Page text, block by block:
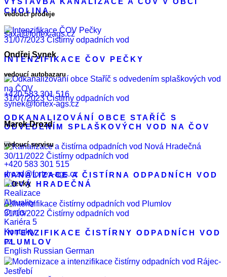
vedoucí prodeje
saxa@fortex-ags.cz
Ondřej Synek
vedoucí autobazaru
+420 583 301 516
synek@fortex-ags.cz
Marek Drozd
vedoucí servisu
+420 583 301 515
drozd@fortex-ags.cz
Realizace
Aktuality
O nás
Kariéra 5
Kontakty
cz
English Russian German
CHOLINA
31/07/2023 Čistírny odpadních vod
INTENZIFIKACE ČOV PEČKY
31/07/2023 Čistírny odpadních vod
ODKANALIZOVÁNÍ OBCE STAŘÍČ S
ODVEDENÍM SPLAŠKOVÝCH VOD NA ČOV
30/11/2022 Čistírny odpadních vod
KANALIZACE A ČISTÍRNA ODPADNÍCH VOD
NOVÁ HRADEČNÁ
31/10/2022 Čistírny odpadních vod
INTENZIFIKACE ČISTÍRNY ODPADNÍCH VOD
PLUMLOV